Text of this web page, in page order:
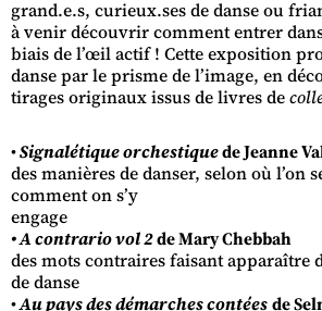
grand.e.s, curieux.ses de danse ou
à venir découvrir comment entrer
biais de l’œil actif ! Cette exposition
danse par le prisme de l’image, en
tirages originaux issus de livres de
•Signalétique orchestiquede Jeanne
des manières de danser, selon où l’on
comment on s’y
engage
• A contrario vol 2de Mary Chebbah
des mots contraires faisant apparaître
de danse
•Au pays des démarches contéesde